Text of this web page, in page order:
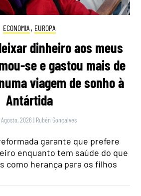
ECONOMIA , EUROPA
dinheiro aos meus
se e gastou mais de
viagem de sonho à
Antártida
2026 | Rubén Gonçalves
garante que prefere
enquanto tem saúde do que
como herança para os filhos